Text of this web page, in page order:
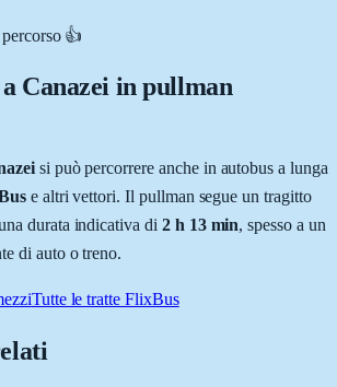
👍
a Canazeiin pullman
si può percorrere anche in autobus a lunga
e altri vettori. Il pullman segue un tragitto
durata indicativa di 2 h 13 min, spesso a un
di auto o treno.
Tutte le tratte FlixBus